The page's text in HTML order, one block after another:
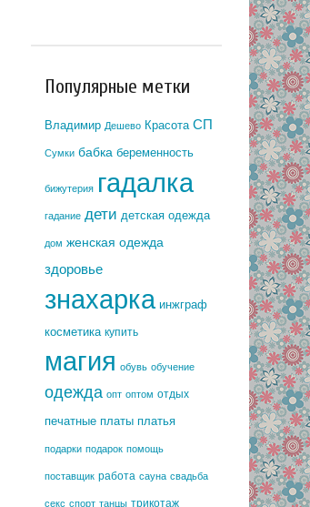
Популярные метки
Владимир Дешево Красота СП
Сумки бабка беременность
бижутерия гадалка
гадание дети детская одежда
дом женская одежда
здоровье
знахарка инжграф
косметика купить
магия обувь обучение
одежда опт оптом отдых
печатные платы платья
подарки подарок помощь
поставщик работа сауна свадьба
секс спорт танцы трикотаж